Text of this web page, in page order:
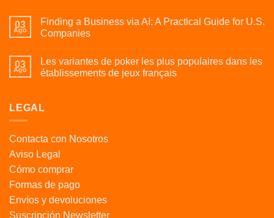
03
Ago
Finding a Business via AI: A Practical Guide for U.S.
Companies
03
Ago
Les variantes de poker les plus populaires dans les
établissements de jeux français
LEGAL
Contacta con Nosotros
Aviso Legal
Cómo comprar
Formas de pago
Envíos y devoluciones
Suscripción Newsletter